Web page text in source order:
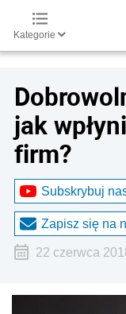
Kategorie
jak
firm?
Subskrybuj
Zapisz się na
22 czerwca